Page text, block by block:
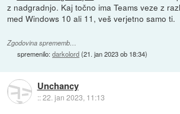
z nadgradnjo. Kaj točno ima Teams veze z
med Windows 10 ali 11, veš verjetno samo ti.
Zgodovina sprememb…
spremenilo:darkolord(21. jan 2023 ob 18:34)
Unchancy
::22. jan 2023, 11:13